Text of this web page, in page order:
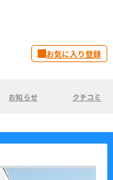
お気に入り登録
お知らせ クチコミ